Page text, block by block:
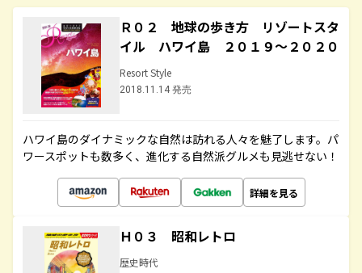
Ｒ０２ 地球の歩き方 リゾートスタ
イル ハワイ島 ２０１９～２０２０
Resort Style
2018.11.14 発売
ハワイ島のダイナミックな自然は訪れる人々を魅了します。パ
ワースポットも数多く、進化する自然派グルメも見逃せない！
詳細を見る
Ｈ０３ 昭和レトロ
歴史時代